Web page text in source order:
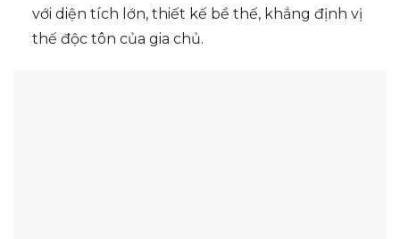
với diện tích lớn, thiết kế bề thế, khẳng định vị
thế độc tôn của gia chủ.